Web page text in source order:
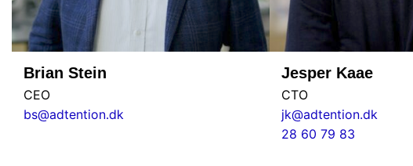
Brian Stein
CEO
bs@adtention.dk
Jesper Kaae
CTO
jk@adtention.dk
28 60 79 83